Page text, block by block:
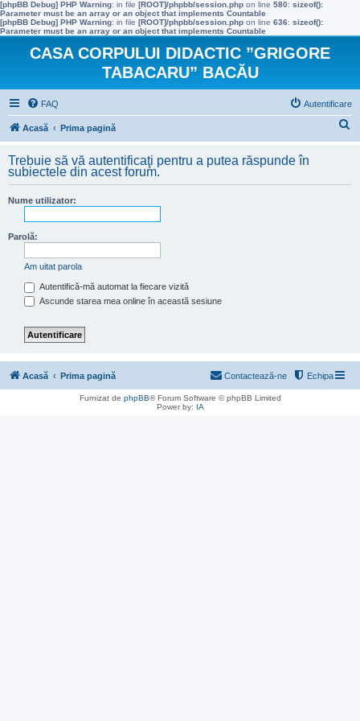
[phpBB Debug] PHP Warning: in file [ROOT]/phpbb/session.php on line 580: sizeof():
Parameter must be an array or an object that implements Countable
[phpBB Debug] PHP Warning: in file [ROOT]/phpbb/session.php on line 636: sizeof():
Parameter must be an array or an object that implements Countable
CASA CORPULUI DIDACTIC ”GRIGORE
TABACARU” BACĂU
FAQ Autentificare
Acasă Prima pagină
t
Trebuie să vă autentificaţi pentru a putea răspunde în
subiectele din acest forum.
Nume utilizator:
Parolă:
Am uitat parola
Autentifică-mă automat la fiecare vizită
Ascunde starea mea online în această sesiune
Acasă Prima pagină Echipa
Contactează-ne
Furnizat de phpBB® Forum Software © phpBB Limited
Power by: IA